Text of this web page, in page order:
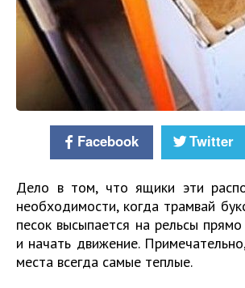
Facebook Twitter
Дело в том, что ящики эти
необходимости, когда трамвай
песок высыпается на рельсы
и начать движение.
места всегда самые теплые.